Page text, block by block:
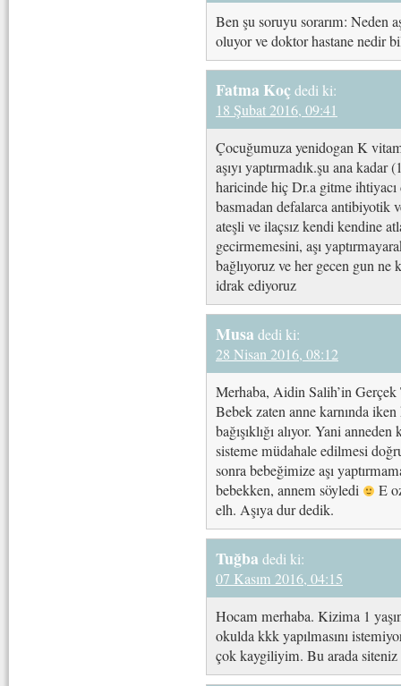
Ben şu soruyu sorarım: Neden
oluyor ve doktor hastane nedir
Fatma Koçdedi ki:
18 Şubat 2016, 09:41
Çocuğumuza yenidogan K
aşıyı yaptırmadık.şu ana
haricinde hiç Dr.a gitme ihtiyacı
basmadan defalarca antibiyotik
ateşli ve ilaçsız kendi kendine
gecirmemesini, aşı
bağlıyoruz ve her gecen gun
idrak ediyoruz
Musa dedi ki:
28 Nisan 2016, 08:12
Merhaba, Aidin Salih’in Gerçek
Bebek zaten anne karnında
bağışıklığı alıyor. Yani
sisteme müdahale edilmesi
sonra bebeğimize aşı
bebekken, annem söyledi
E
elh. Aşıya dur dedik.
Tuğba dedi ki:
07 Kasım 2016, 04:15
Hocam merhaba. Kizima 1
okulda kkk yapılmasını
çok kaygiliyim. Bu arada